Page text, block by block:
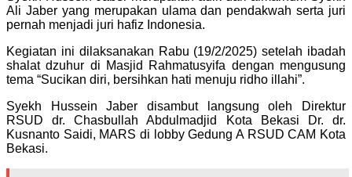
Ali Jaber yang merupakan ulama dan pendakwah serta juri
pernah menjadi juri hafiz Indonesia.
Kegiatan ini dilaksanakan Rabu (19/2/2025) setelah ibadah
shalat dzuhur di Masjid Rahmatusyifa dengan mengusung
tema “Sucikan diri, bersihkan hati menuju ridho illahi”.
Syekh Hussein Jaber disambut langsung oleh Direktur
RSUD dr. Chasbullah Abdulmadjid Kota Bekasi Dr. dr.
Kusnanto Saidi, MARS di lobby Gedung A RSUD CAM Kota
Bekasi.